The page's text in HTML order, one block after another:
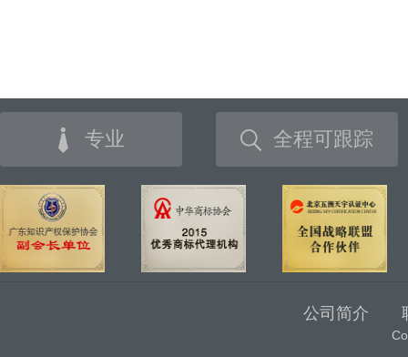
专业 全程可跟踪
公司简介